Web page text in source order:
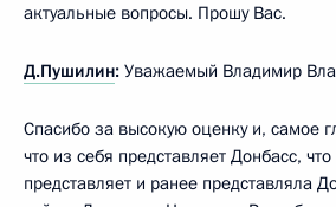
актуальные вопросы. Прошу Вас.
Д.Пушилин: Уважаемый Владимир
Спасибо за высокую оценку и, самое
что из себя представляет Донбасс,
представляет и ранее представляла